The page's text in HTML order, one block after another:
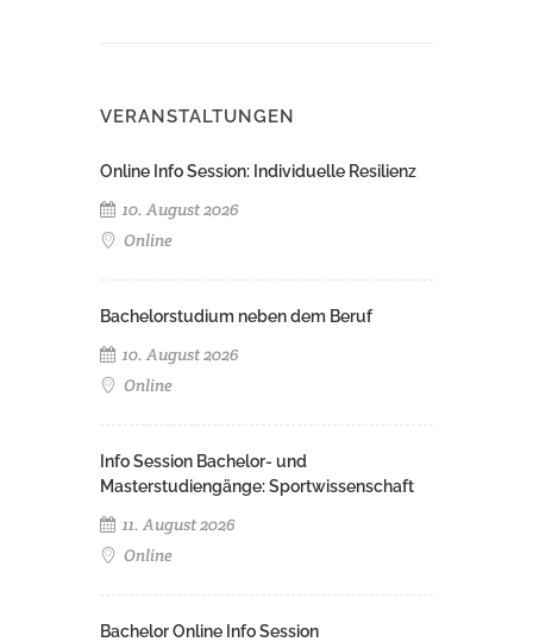
VERANSTALTUNGEN
Online Info Session: Individuelle Resilienz
10. August 2026
Online
Bachelorstudium neben dem Beruf
10. August 2026
Online
Info Session Bachelor- und
Masterstudiengänge: Sportwissenschaft
11. August 2026
Online
Bachelor Online Info Session